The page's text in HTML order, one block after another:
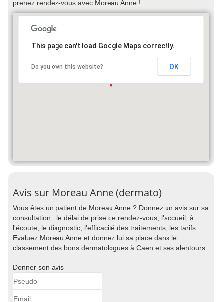
prenez rendez-vous avec Moreau Anne !
This page can't load Google Maps correctly.
Do you own this website? OK
Avis sur Moreau Anne (dermato)
Vous êtes un patient de Moreau Anne ? Donnez un avis sur sa
consultation : le délai de prise de rendez-vous, l'accueil, à
l'écoute, le diagnostic, l'efficacité des traitements, les tarifs ...
Evaluez Moreau Anne et donnez lui sa place dans le
classement des bons dermatologues à Caen et ses alentours.
Donner son avis